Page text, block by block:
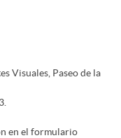
Visuales, Paseo de la
en el formulario